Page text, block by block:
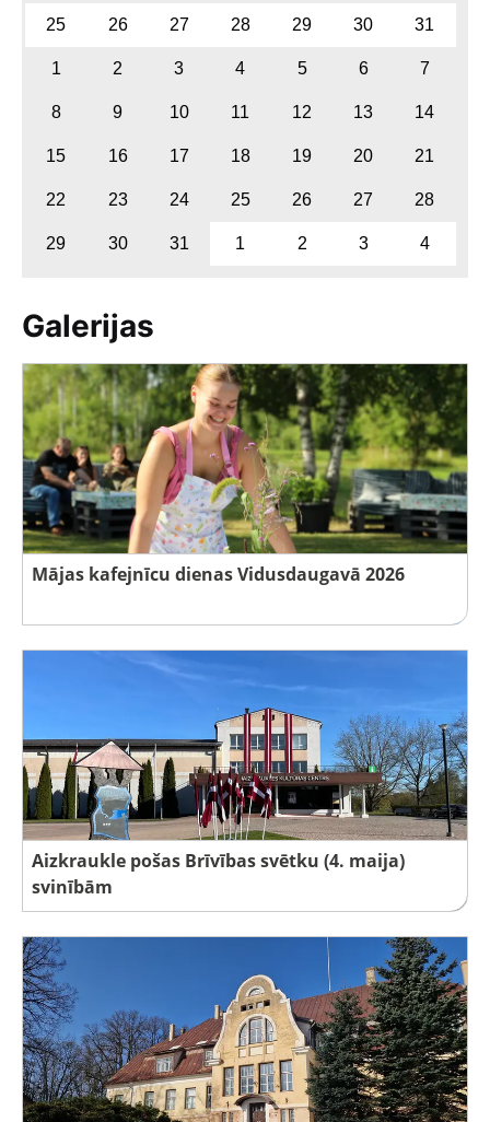
25 26 27 28 29 30 31
1 2 3 4 5 6 7
8 9 10 11 12 13 14
15 16 17 18 19 20 21
22 23 24 25 26 27 28
29 30 31 1 2 3 4
Galerijas
Mājas kafejnīcu dienas Vidusdaugavā 2026
Aizkraukle pošas Brīvības svētku (4. maija)
svinībām